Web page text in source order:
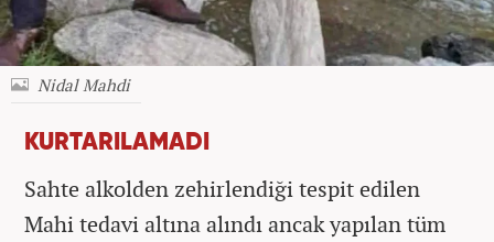
Nidal Mahdi
KURTARILAMADI
Sahte alkolden zehirlendiği tespit edilen
Mahi tedavi altına alındı ancak yapılan tüm